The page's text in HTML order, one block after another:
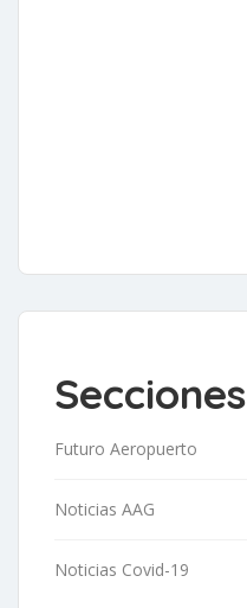
Secciones
Futuro Aeropuerto
Noticias AAG
Noticias Covid-19